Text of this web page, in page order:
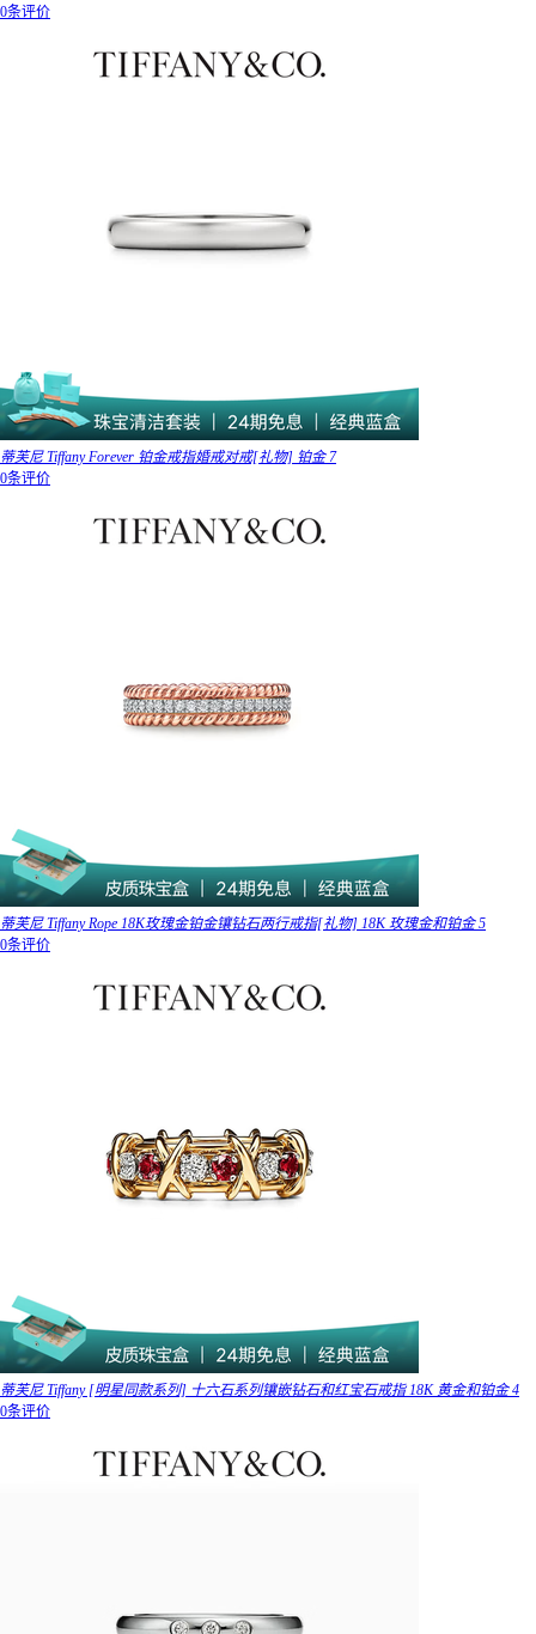
0条评价
蒂芙尼 Tiffany Forever 铂金戒指婚戒对戒[礼物] 铂金 7
0条评价
蒂芙尼 Tiffany Rope 18K玫瑰金铂金镶钻石两行戒指[礼物] 18K 玫瑰金和铂金 5
0条评价
蒂芙尼 Tiffany [明星同款系列] 十六石系列镶嵌钻石和红宝石戒指 18K 黄金和铂金 4
0条评价